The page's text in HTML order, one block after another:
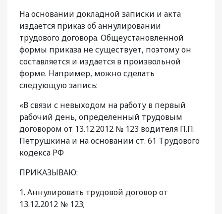
На основании докладной записки и акта
издается приказ об аннулировании
трудового договора. Общеустановленной
формы прика­за не существует, поэтому он
составляется и издается в произвольной
форме. Например, можно сделать
следующую запись:
«В связи с невыходом на работу в пер­вый
рабочий день, определенный трудо­вым
договором от 13.12.2012 № 123 води­теля П.П.
Петрушкина и на основании ст. 61 Трудового
кодекса РФ
ПРИКАЗЫВАЮ:
1. Аннулировать трудовой договор от
13.12.2012 № 123;